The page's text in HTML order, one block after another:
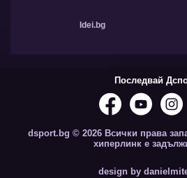
Idei.bg
Последвай
dsport.bg © 2026 Всички права
хиперлинк е
design by